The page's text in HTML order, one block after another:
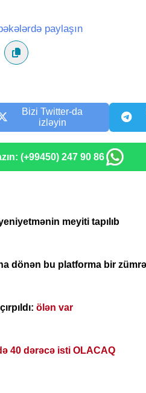
paylaşın
Bizi Twitter-da
izləyin
(+99450) 247 90 86
meyiti tapılıb
bir zümrə qadınlarla dolu
ölən var
40 dərəcə isti OLACAQ